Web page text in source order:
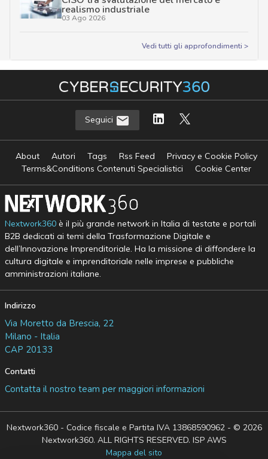
realismo industriale
03 Ago 2026
Vedi tutti gli approfondimenti >
Seguici
About Autori Tags Rss Feed
Privacy e Cookie Policy
Terms&Conditions Contenuti Specialistici
Cookie Center
Nextwork360è il più grande network in Italia di testate e portali
B2B dedicati ai temi della Trasformazione Digitale e
dell’Innovazione Imprenditoriale. Ha la missione di diffondere la
cultura digitale e imprenditoriale nelle imprese e pubbliche
amministrazioni italiane.
Indirizzo
Via Moretto da Brescia, 22
Milano - Italia
CAP 20133
Contatti
Contatta il nostro team per maggiori informazioni
Nextwork360 - Codice fiscale e Partita IVA 13868590962 - © 2026
Nextwork360. ALL RIGHTS RESERVED. ISP AWS
Mappa del sito